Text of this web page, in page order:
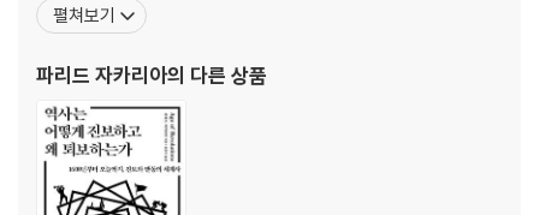
저서로 『하버드 학생들은 더 이상 인문학을 공부하지 않는다』 『흔들
권력으로)』, 『The Americ
펼쳐보기
파리드 자카리아의 다른 상품